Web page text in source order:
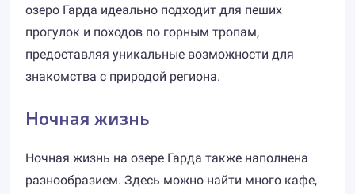
озеро Гарда идеально подходит для пеших
прогулок и походов по горным тропам,
предоставляя уникальные возможности для
знакомства с природой региона.
Ночная жизнь
Ночная жизнь на озере Гарда также наполнена
разнообразием. Здесь можно найти много кафе,